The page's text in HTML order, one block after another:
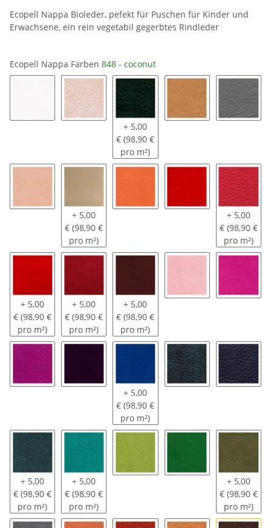
Ecopell Nappa Bioleder, pefekt für Puschen für Kinder und
Erwachsene, ein rein vegetabil gegerbtes Rindleder
Ecopell Nappa Farben 848 - coconut
810 - rucola
+ 5,00
€ (98,90 €
pro m²)
369 - bahamas sand
166 - walnuss
+ 5,00
€ (98,90 €
pro m²)
626 - nemo229 -
+ 5,00
€ (98,90 €
pro m²)
321 - feuerrot
+ 5,00
€ (98,90 €
pro m²)
525 - inka
+ 5,00
€ (98,90 €
pro m²)
622 - chianti
+ 5,00
€ (98,90 €
pro m²)
007 - lavandula709 - california blue
+ 5,00
€ (98,90 €
pro m²)
817 - karibik
+ 5,00
€ (98,90 €
pro m²)
818 - waikiki
+ 5,00
€ (98,90 €
pro m²)
216 - tabalugagrün
215 - khaki
+ 5,00
€ (98,90 €
pro m²)